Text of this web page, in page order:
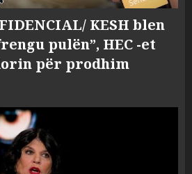
KESH blen
pulën”, HEC -et
për prodhim